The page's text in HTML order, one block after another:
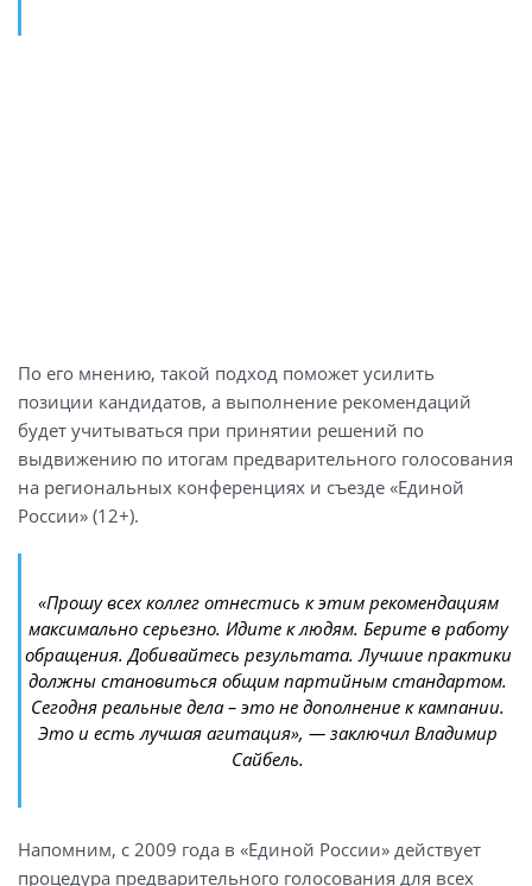
По его мнению, такой подход поможет усилить
позиции кандидатов, а выполнение рекомендаций
будет учитываться при принятии решений по
выдвижению по итогам предварительного голосования
на региональных конференциях и съезде «Единой
России» (12+).
«Прошу всех коллег отнестись к этим рекомендациям
максимально серьезно. Идите к людям. Берите в работу
обращения. Добивайтесь результата. Лучшие практики
должны становиться общим партийным стандартом.
Сегодня реальные дела – это не дополнение к кампании.
Это и есть лучшая агитация», — заключил Владимир
Сайбель.
Напомним, с 2009 года в «Единой России» действует
процедура предварительного голосования для всех